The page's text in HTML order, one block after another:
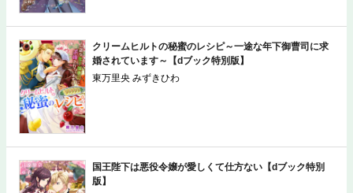
クリームヒルトの秘蜜のレシピ～一途な年下御曹司に求
婚されています～【dブック特別版】
国王陛下は悪役令嬢が愛しくて仕方ない【dブック特別